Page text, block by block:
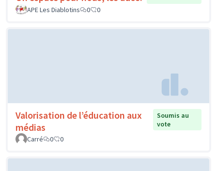
APE Les Diablotins
0 0
Valorisation de l’éducation aux
médias
Soumis au
vote
Carré
0 0